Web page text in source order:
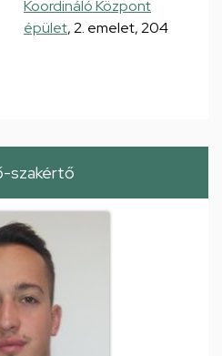
Koordináló Központ
épület, 2. emelet, 204
szakértő